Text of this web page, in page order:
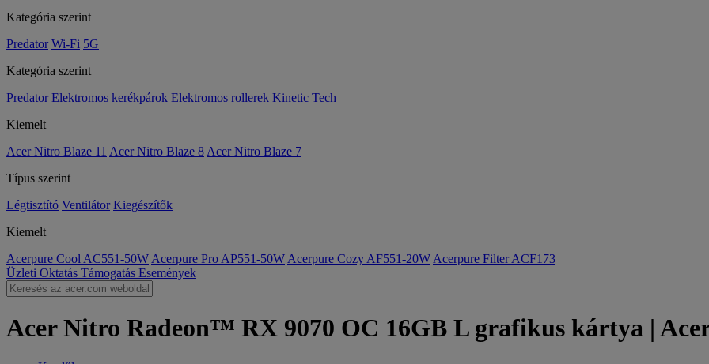
Kategória szerint
Predator Wi-Fi 5G
Kategória szerint
Predator Elektromos kerékpárok Elektromos rollerek Kinetic Tech
Kiemelt
Acer Nitro Blaze 11 Acer Nitro Blaze 8 Acer Nitro Blaze 7
Típus szerint
Légtisztító Ventilátor Kiegészítők
Kiemelt
Acerpure Cool AC551-50W Acerpure Pro AP551-50W Acerpure Cozy AF551-20W Acerpure Filter ACF173
Üzleti Oktatás Támogatás Események
Acer Nitro Radeon™ RX 9070 OC 16GB L grafikus kártya |